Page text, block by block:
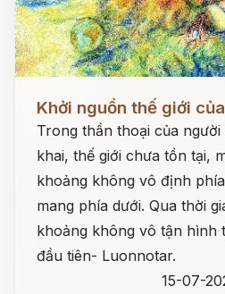
Khởi nguồn thế giới
Trong thần thoại của
khai, thế giới chưa tồn tại,
khoảng không vô định
mang phía dưới. Qua thời
khoảng không vô tận hình
đầu tiên- Luonnotar.
15-07-